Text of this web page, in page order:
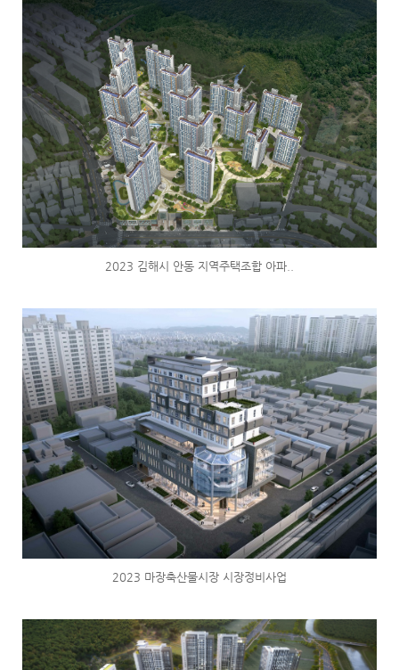
2023 김해시 안동 지역주택조합 아파..
2023 마장축산물시장 시장정비사업